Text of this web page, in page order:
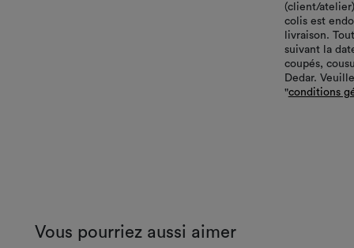
(client/
colis est
livraison.
suivant la
coupés,
Dedar.
"conditions
Vous pourriez aussi aimer